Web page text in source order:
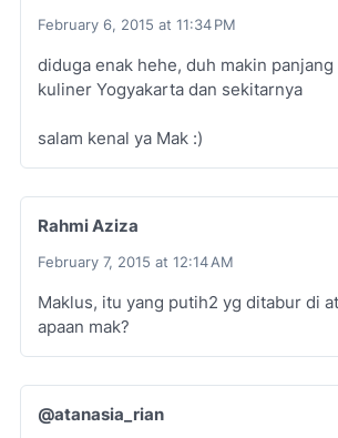
February 6, 2015 at 11:34 PM
diduga enak hehe, duh makin
kuliner Yogyakarta dan sekitarnya
salam kenal ya Mak :)
Rahmi Aziza
February 7, 2015 at 12:14 AM
Maklus, itu yang putih2 yg ditabur di
apaan mak?
@atanasia_rian